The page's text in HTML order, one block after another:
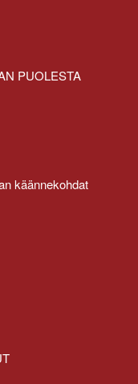
PUOLESTA
käännekohdat